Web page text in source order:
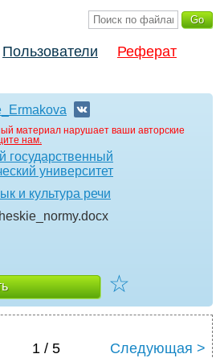
Пользователи
Реферат
материал нарушает ваши авторские
нам.
государственный
университет
и культура речи
.docx
☆
1 / 5 Следующая >